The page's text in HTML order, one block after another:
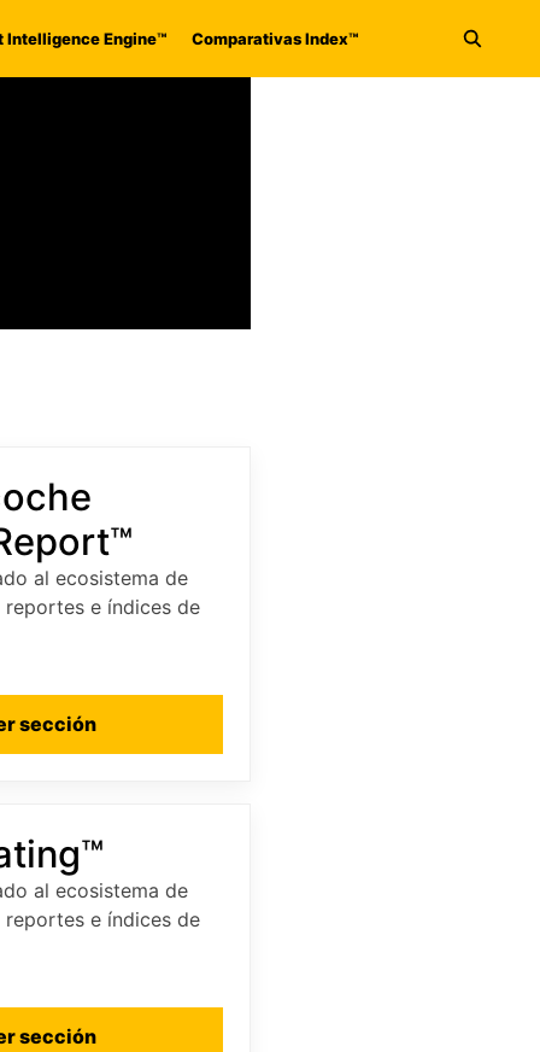
Intelligence Engine™ Comparativas Index™
Abrir
al ecosistema de
reportes e índices de
sección
al ecosistema de
reportes e índices de
sección